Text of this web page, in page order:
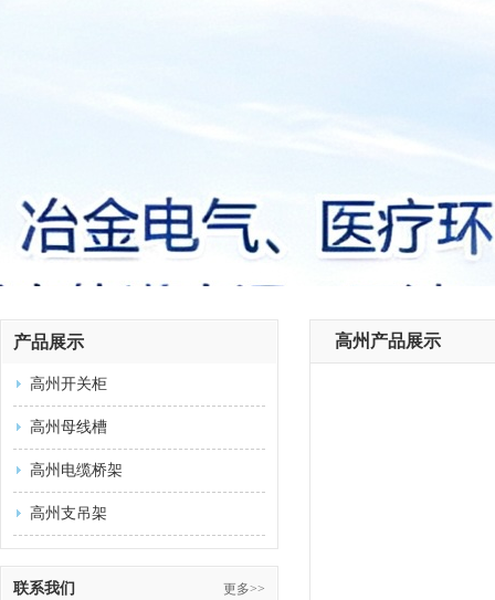
产品展示
高州开关柜
高州母线槽
高州电缆桥架
高州支吊架
联系我们 更多>>
高州产品展示